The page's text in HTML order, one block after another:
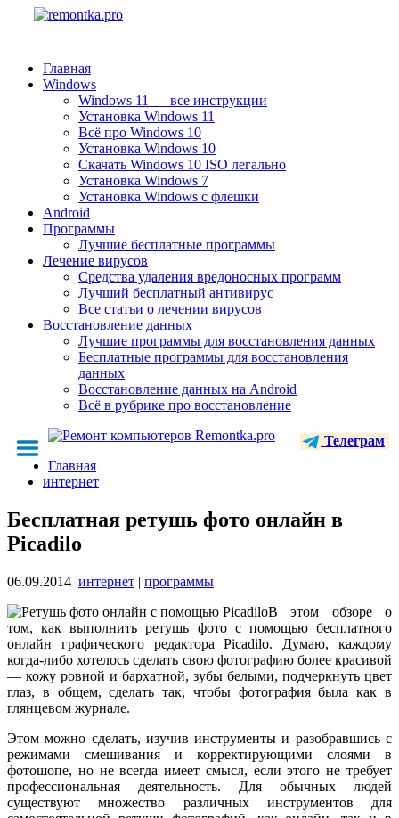
Главная
Windows
Windows 11 — все инструкции
Установка Windows 11
Всё про Windows 10
Установка Windows 10
Скачать Windows 10 ISO легально
Установка Windows 7
Установка Windows с флешки
Android
Программы
Лучшие бесплатные программы
Лечение вирусов
Средства удаления вредоносных программ
Лучший бесплатный антивирус
Все статьи о лечении вирусов
Восстановление данных
Лучшие программы для восстановления данных
Бесплатные программы для восстановления
данных
Восстановление данных на Android
Всё в рубрике про восстановление
Телеграм
Главная
интернет
Бесплатная ретушь фото онлайн в
Picadilo
06.09.2014 интернет | программы
В этом обзоре о
том, как выполнить ретушь фото с помощью бесплатного
онлайн графического редактора Picadilo. Думаю, каждому
когда-либо хотелось сделать свою фотографию более красивой
— кожу ровной и бархатной, зубы белыми, подчеркнуть цвет
глаз, в общем, сделать так, чтобы фотография была как в
глянцевом журнале.
Этом можно сделать, изучив инструменты и разобравшись с
режимами смешивания и корректирующими слоями в
фотошопе, но не всегда имеет смысл, если этого не требует
профессиональная деятельность. Для обычных людей
существуют множество различных инструментов для